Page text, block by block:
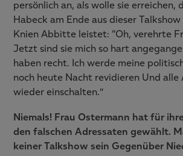
persönlich an, als wolle sie erreichen,
Habeck am Ende aus dieser
Knien Abbitte leistet: “Oh, verehrte
Jetzt sind sie mich so hart
haben recht. Ich werde meine
noch heute Nacht revidieren Und
wieder einschalten.”
Niemals! Frau Ostermann hat für
den falschen Adressaten gewählt.
keiner Talkshow sein Gegenüber